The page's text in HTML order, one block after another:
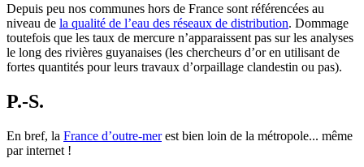
Depuis peu nos communes hors de France sont référencées au
niveau de la qualité de l’eau des réseaux de distribution. Dommage
toutefois que les taux de mercure n’apparaissent pas sur les analyses
le long des rivières guyanaises (les chercheurs d’or en utilisant de
fortes quantités pour leurs travaux d’orpaillage clandestin ou pas).
P.-S.
En bref, la France d’outre-merest bien loin de la métropole... même
par internet !